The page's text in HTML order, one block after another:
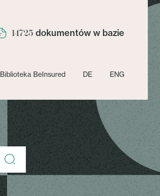
14725 dokumentów w bazie
Biblioteka BeInsured DE ENG